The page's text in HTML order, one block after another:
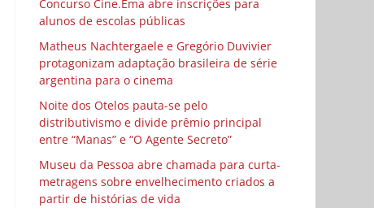
Concurso Cine.Ema abre inscrições para
alunos de escolas públicas
Matheus Nachtergaele e Gregório Duvivier
protagonizam adaptação brasileira de série
argentina para o cinema
Noite dos Otelos pauta-se pelo
distributivismo e divide prêmio principal
entre “Manas” e “O Agente Secreto”
Museu da Pessoa abre chamada para curta-
metragens sobre envelhecimento criados a
partir de histórias de vida